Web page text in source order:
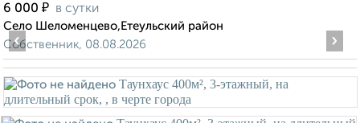
6 000 ₽ в сутки
Село Шеломенцево,Етеульский район
Собственник, 08.08.2026
‹ ›